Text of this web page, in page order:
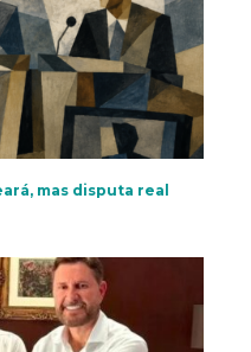
mas disputa real